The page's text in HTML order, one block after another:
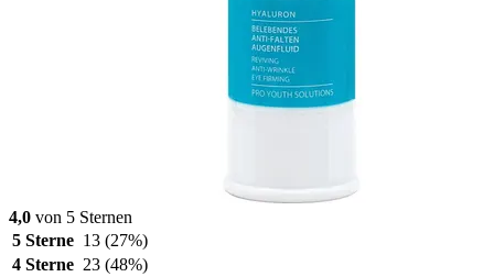
4,0 von 5 Sternen
5 Sterne 13 (27%)
4 Sterne 23 (48%)